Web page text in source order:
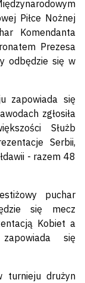
Piłce Nożnej
Komendanta
Prezesa
odbędzie się w
zapowiada się
zgłosiła
Służb
Serbii,
- razem 48
puchar
się mecz
Kobiet a
się
turnieju drużyn